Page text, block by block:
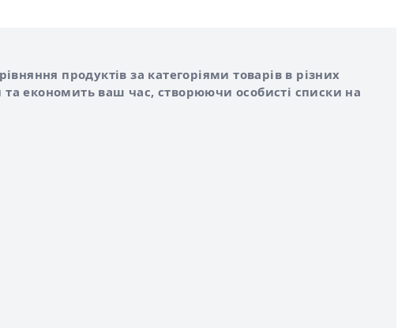
продуктів за категоріями товарів в різних
економить ваш час, створюючи особисті списки на